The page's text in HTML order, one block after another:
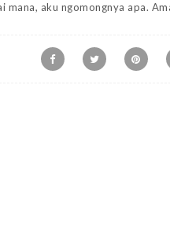
mana, aku ngomongnya apa.